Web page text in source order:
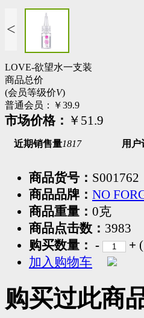
<
LOVE-欲望水一支装
商品总价
(会员等级价V)
普通会员：
￥39.9
市场价格： ￥51.9
近期销售量1817 用户
商品货号： S001762
商品品牌： NO
商品重量： 0克
商品点击数： 3983
购买数量： - +
加入购物车
购买过此商